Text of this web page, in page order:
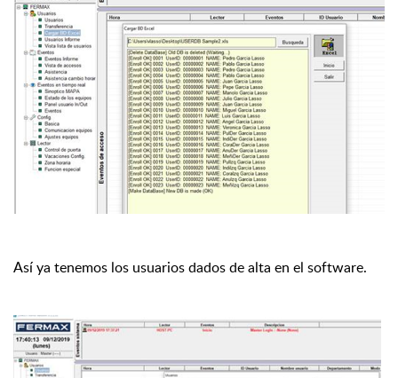
Así ya tenemos los usuarios dados de alta en el software.